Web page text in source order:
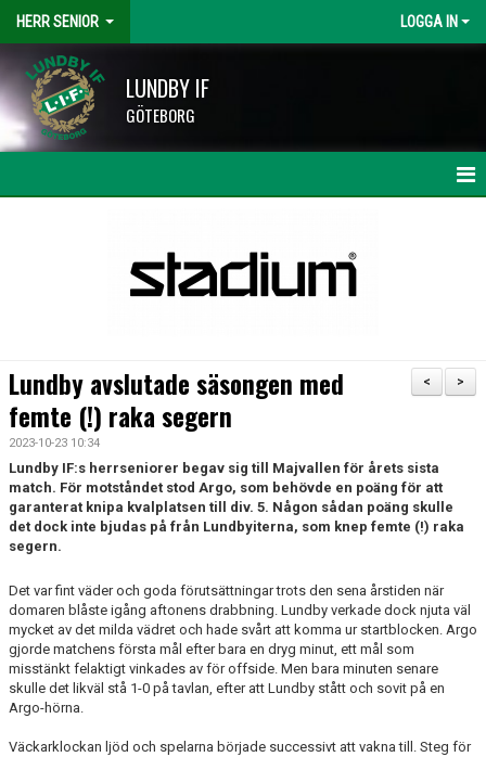
HERR SENIOR LOGGA IN
LUNDBY IF
GÖTEBORG
TRUPPEN
BILDGALLERI
DOKUMENT
KONTAKT
>
<
Lundby avslutade säsongen med
femte (!) raka segern
2023-10-23 10:34
Lundby IF:s herrseniorer begav sig till Majvallen för årets sista
match. För motståndet stod Argo, som behövde en poäng för att
garanterat knipa kvalplatsen till div. 5. Någon sådan poäng skulle
det dock inte bjudas på från Lundbyiterna, som knep femte (!) raka
segern.
Det var fint väder och goda förutsättningar trots den sena årstiden när
domaren blåste igång aftonens drabbning. Lundby verkade dock njuta väl
mycket av det milda vädret och hade svårt att komma ur startblocken. Argo
gjorde matchens första mål efter bara en dryg minut, ett mål som
misstänkt felaktigt vinkades av för offside. Men bara minuten senare
skulle det likväl stå 1-0 på tavlan, efter att Lundby stått och sovit på en
Argo-hörna.
Väckarklockan ljöd och spelarna började successivt att vakna till. Steg för